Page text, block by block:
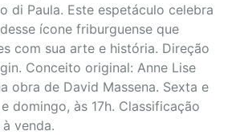
di Paula. Este espetáculo celebra
ícone friburguense que
com sua arte e história. Direção
Conceito original: Anne Lise
obra de David Massena. Sexta e
domingo, às 17h. Classificação
venda.